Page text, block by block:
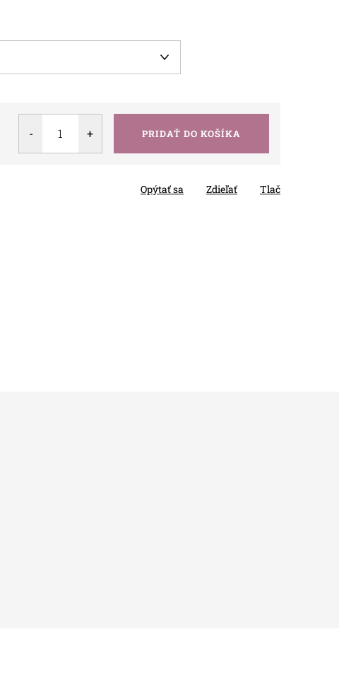
PRIDAŤ DO KOŠÍKA
Tlač
Opýtať sa Zdieľať